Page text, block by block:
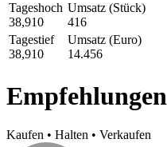
Tageshoch
38,910
Umsatz (Stück)
416
Tagestief
38,910
Umsatz (Euro)
14.456
Empfehlungen
Kaufen • Halten • Verkaufen